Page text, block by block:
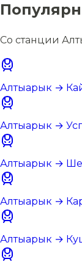
Со станции
Алтыарык →
Алтыарык →
Алтыарык →
Алтыарык →
Алтыарык →